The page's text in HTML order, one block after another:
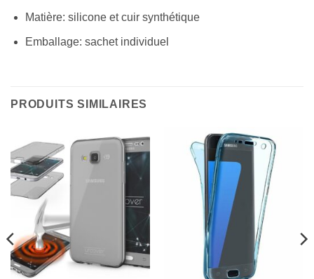
Matière: silicone et cuir synthétique
Emballage: sachet individuel
PRODUITS SIMILAIRES